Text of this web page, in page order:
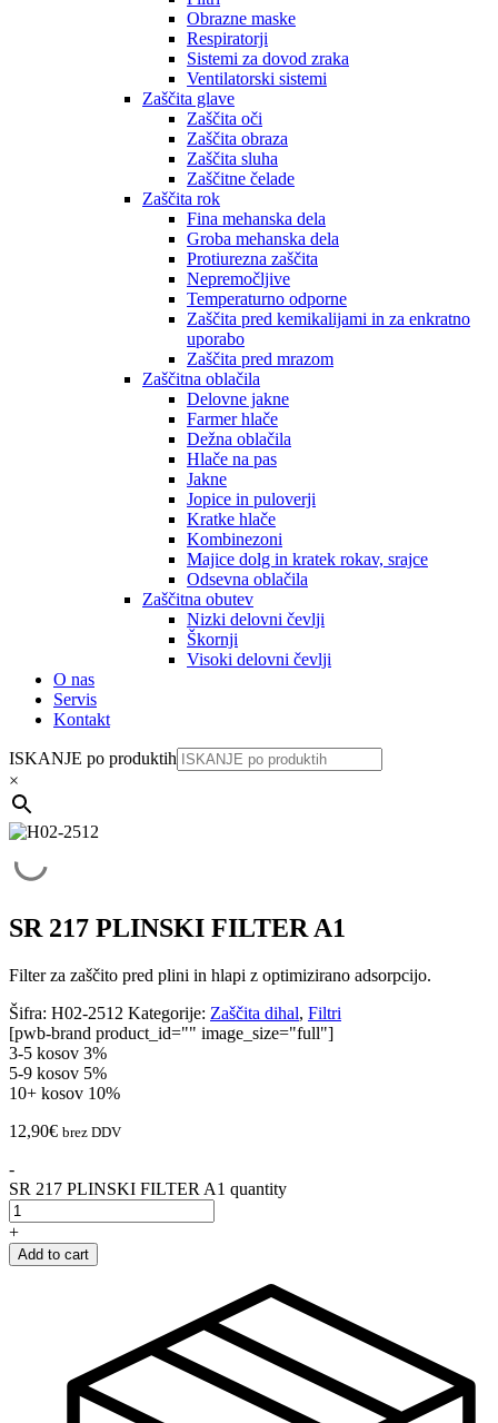
Obrazne maske
Respiratorji
Sistemi za dovod zraka
Ventilatorski sistemi
Zaščita glave
Zaščita oči
Zaščita obraza
Zaščita sluha
Zaščitne čelade
Zaščita rok
Fina mehanska dela
Groba mehanska dela
Protiurezna zaščita
Nepremočljive
Temperaturno odporne
Zaščita pred kemikalijami in za enkratno
uporabo
Zaščita pred mrazom
Zaščitna oblačila
Delovne jakne
Farmer hlače
Dežna oblačila
Hlače na pas
Jakne
Jopice in puloverji
Kratke hlače
Kombinezoni
Majice dolg in kratek rokav, srajce
Odsevna oblačila
Zaščitna obutev
Nizki delovni čevlji
Škornji
Visoki delovni čevlji
O nas
Servis
Kontakt
ISKANJE po produktih
×
SR 217 PLINSKI FILTER A1
Filter za zaščito pred plini in hlapi z optimizirano adsorpcijo.
Šifra: H02-2512 Kategorije: Zaščita dihal, Filtri
[pwb-brand product_id="" image_size="full"]
3-5 kosov 3%
5-9 kosov 5%
10+ kosov 10%
12,90€ brez DDV
-
SR 217 PLINSKI FILTER A1 quantity
+
Add to cart